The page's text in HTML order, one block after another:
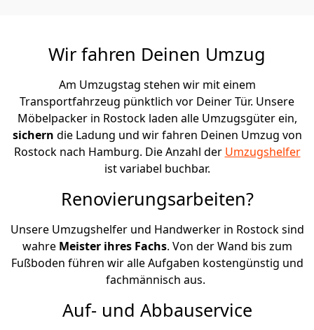
Wir fahren Deinen Umzug
Am Umzugstag stehen wir mit einem
Transportfahrzeug pünktlich vor Deiner Tür. Unsere
Möbelpacker in Rostock laden alle Umzugsgüter ein,
sichern die Ladung und wir fahren Deinen Umzug von
Rostock nach Hamburg. Die Anzahl der Umzugshelfer
ist variabel buchbar.
Renovierungsarbeiten?
Unsere Umzugshelfer und Handwerker in Rostock sind
wahre Meister ihres Fachs. Von der Wand bis zum
Fußboden führen wir alle Aufgaben kostengünstig und
fachmännisch aus.
Auf- und Abbauservice